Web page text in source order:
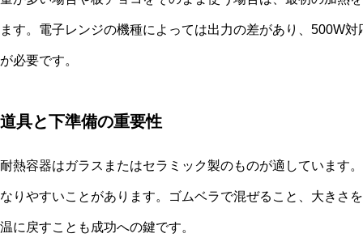
ます。電子レンジの機種によっては出力の差があり、500W
が必要です。
道具と下準備の重要性
耐熱容器はガラスまたはセラミック製のものが適しています
なりやすいことがあります。ゴムベラで混ぜること、大きさ
温に戻すことも成功への鍵です。